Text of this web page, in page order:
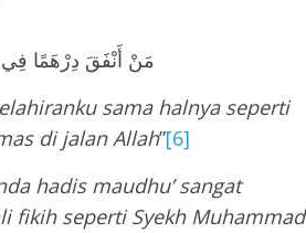
مَنْ أَنْفَقَ دِرْهَمًا
sama halnya seperti
di jalan Allah”[6]
hadis maudhu’ sangat
fikih seperti Syekh Muhammad